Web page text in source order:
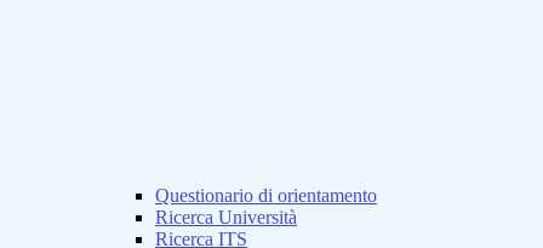
Questionario di orientamento
Ricerca Università
Ricerca ITS